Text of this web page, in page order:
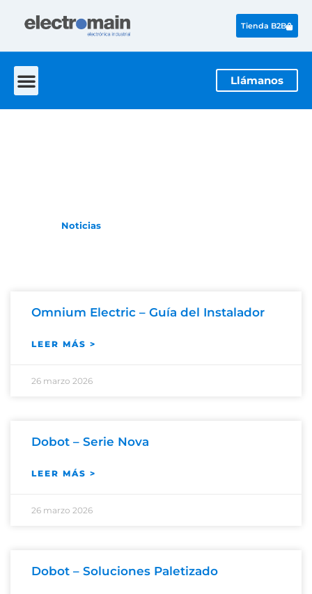
Tienda B2B
Llámanos
Noticias
Omnium Electric – Guía del Instalador
LEER MÁS >
26 marzo 2026
Dobot – Serie Nova
LEER MÁS >
26 marzo 2026
Dobot – Soluciones Paletizado